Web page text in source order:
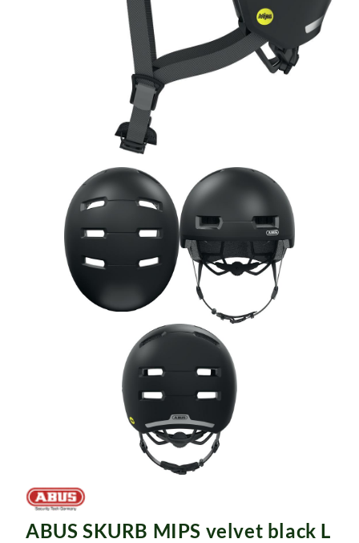
ABUS SKURB MIPS velvet black L